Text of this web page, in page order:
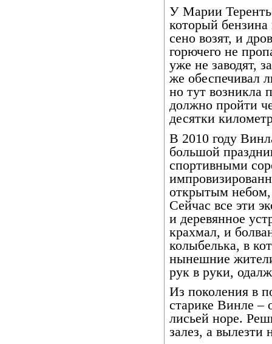
У Марии
который
сено возят, и
горючего не
уже не заводят,
же обеспечивал
но тут возникла
должно пройти
десятки
В 2010 году
большой
спортивными
открытым небом,
Сейчас все эти
и деревянное
крахмал, и
колыбелька, в
нынешние
рук в руки,
Из поколения в
старике Винле –
лисьей норе.
залез, а вылезти